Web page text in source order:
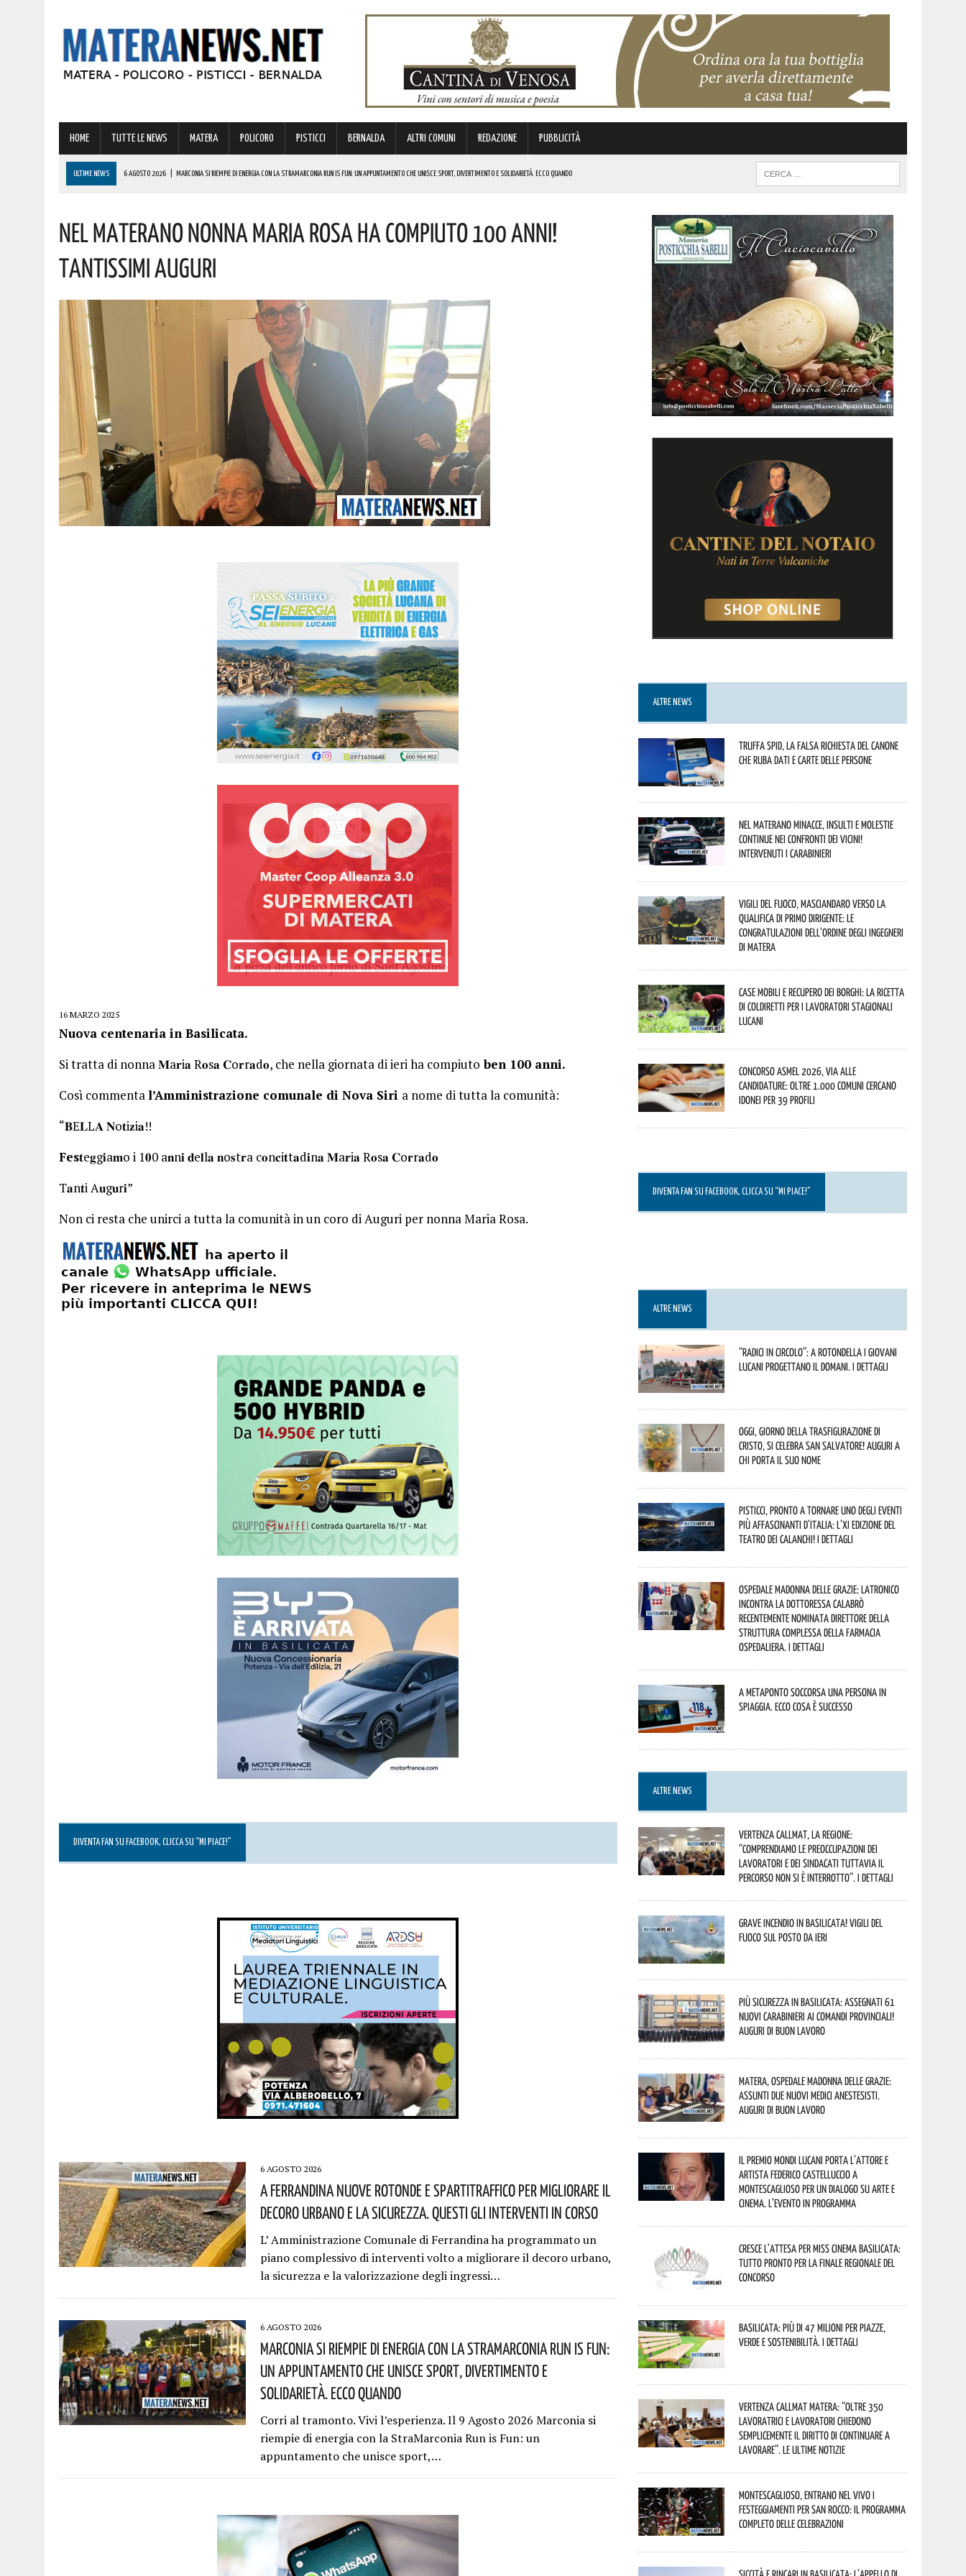
HOME TUTTE LE NEWS MATERA POLICORO PISTICCI BERNALDA ALTRI COMUNI REDAZIONE PUBBLICITÀ
ULTIME NEWS 6 AGOSTO 2026 MARCONIA SI RIEMPIE DI ENERGIA CON LA STRAMARCONIA RUN IS FUN: UN APPUNTAMENTO CHE UNISCE SPORT, DIVERTIMENTO E SOLIDARIETÀ. ECCO QUANDO
6 AGOSTO 2026 VALSINNI CELEBRA LA POETESSA ISABELLA MORRA CON DUE SPETTACOLI TEATRALI! ECCO LE DATE
6 AGOSTO 2026 | A FERRANDINA NUOVE ROTONDE E SPARTITRAFFICO PER MIGLIORARE IL DECORO URBANO E LA SICUREZZA. QUESTI GLI INTERVENTI IN CORSO
Nel Materano Nonna Maria Rosa Ha Compiuto 100 Anni!
Tantissimi Auguri
16 MARZO 2025
Nuova centenaria in Basilicata.
Si tratta di nonna 𝐌a𝐫i𝐚 R𝐨s𝐚 𝐂o𝐫r𝐚d𝐨, che nella giornata di ieri ha compiuto ben 100 anni.
Così commental’Amministrazione comunale di Nova Siri a nome di tutta la comunità:
“𝐁E𝐋L𝐀 𝐍o𝐭i𝐳i𝐚!!
Fes𝐭e𝐠g𝐢a𝐦o i 1𝟎0 a𝐧n𝐢 𝐝e𝐥l𝐚 𝐧o𝐬t𝐫a c𝐨n𝐜i𝐭t𝐚d𝐢n𝐚 𝐌a𝐫i𝐚 R𝐨s𝐚 𝐂o𝐫r𝐚d𝐨
T𝐚n𝐭i A𝐮g𝐮r𝐢”
Non ci resta che unirci a tutta la comunità in un coro di Auguri per nonna Maria Rosa.
DIVENTA FAN SU FACEBOOK, CLICCA SU “MI PIACE!”
6 AGOSTO 2026
A Ferrandina Nuove Rotonde E Spartitraffico Per Migliorare Il
Decoro Urbano E La Sicurezza. Questi Gli Interventi In Corso
L’ Amministrazione Comunale di Ferrandina ha programmato un
piano complessivo di interventi volto a migliorare il decoro urbano,
la sicurezza e la valorizzazione degli ingressi…
6 AGOSTO 2026
Marconia Si Riempie Di Energia Con La StraMarconia Run Is Fun:
Un Appuntamento Che Unisce Sport, Divertimento E
Solidarietà. Ecco Quando
Corri al tramonto. Vivi l’esperienza. Il 9 Agosto 2026 Marconia si
riempie di energia con la StraMarconia Run is Fun: un
appuntamento che unisce sport,…
ALTRE NEWS
Truffa Spid, la falsa richiesta del canone
che ruba dati e carte delle persone
Nel materano minacce, insulti e molestie
continue nei confronti dei vicini!
Intervenuti i Carabinieri
Vigili del Fuoco, Masciandaro verso la
qualifica di Primo Dirigente: le
congratulazioni dell’Ordine degli Ingegneri
di Matera
Case mobili e recupero dei borghi: la ricetta
di Coldiretti per i lavoratori stagionali
lucani
Concorso Asmel 2026, via alle
candidature: oltre 1.000 Comuni cercano
idonei per 39 profili
DIVENTA FAN SU FACEBOOK, CLICCA SU “MI PIACE!”
ALTRE NEWS
“Radici in Circolo”: a Rotondella i giovani
lucani progettano il domani. I dettagli
Oggi, giorno della Trasfigurazione di
Cristo, si celebra San Salvatore! Auguri a
chi porta il suo nome
Pisticci, pronto a tornare uno degli eventi
più affascinanti d’Italia: l’XI edizione del
Teatro dei Calanchi! I dettagli
Ospedale Madonna delle Grazie: Latronico
incontra la dottoressa Calabrò
recentemente nominata Direttore della
Struttura Complessa della Farmacia
Ospedaliera. I dettagli
A Metaponto soccorsa una persona in
spiaggia. Ecco cosa è successo
ALTRE NEWS
Vertenza CallMat, la Regione:
“comprendiamo le preoccupazioni dei
lavoratori e dei sindacati tuttavia il
percorso non si è interrotto”. I dettagli
Grave incendio in Basilicata! Vigili del
fuoco sul posto da ieri
Più sicurezza in Basilicata: assegnati 61
nuovi Carabinieri ai Comandi provinciali!
Auguri di buon lavoro
Matera, Ospedale Madonna delle Grazie:
assunti due nuovi medici anestesisti.
Auguri di buon lavoro
Il Premio Mondi Lucani porta l’attore e
artista Federico Castelluccio a
Montescaglioso per un dialogo su arte e
cinema. L’evento in programma
Cresce l’attesa per Miss Cinema Basilicata:
tutto pronto per la finale regionale del
concorso
Basilicata: più di 47 milioni per piazze,
verde e sostenibilità. I dettagli
Vertenza CallMat Matera: “Oltre 350
lavoratrici e lavoratori chiedono
semplicemente il diritto di continuare a
lavorare”. Le ultime notizie
Montescaglioso, entrano nel vivo i
festeggiamenti per San Rocco: il programma
completo delle celebrazioni